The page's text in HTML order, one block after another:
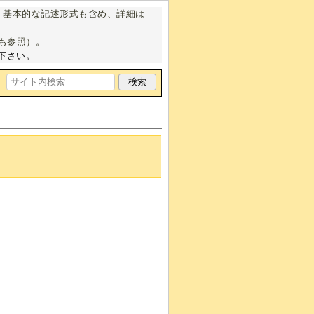
基本的な記述形式も含め、詳細は
も参照）。
さい。